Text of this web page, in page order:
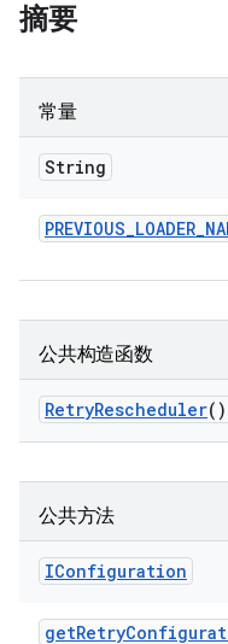
摘要
常量
String
PREVIOUS_LOADER_
公共构造函数
RetryRescheduler()
公共方法
IConfiguration
getRetry